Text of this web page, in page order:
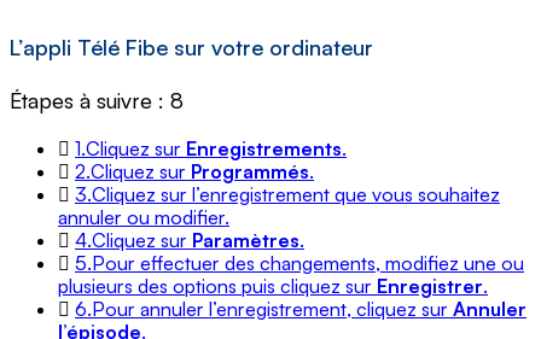
L’appli Télé Fibe sur votre ordinateur
Étapes à suivre : 8
1.Cliquez sur Enregistrements.
2.Cliquez sur Programmés.
3.Cliquez sur l’enregistrement que vous souhaitez
annuler ou modifier.
4.Cliquez sur Paramètres.
5.Pour effectuer des changements, modifiez une ou
plusieurs des options puis cliquez sur Enregistrer.
6.Pour annuler l’enregistrement, cliquez sur Annuler
l’épisode.